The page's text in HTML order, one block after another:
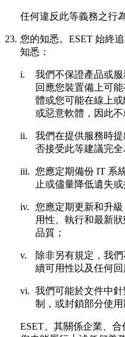
任何違反此等義務之行
23. 您的知悉。ESET 始終
知悉：
i.
我們不保證產品或
回應您裝置備上可
體或您可能在線上
或惡意軟體，因此不
ii.
我們在提供服務時
否接受此等建議完全
iii. 您應定期備份 IT 系
止或儘量降低遺失或
iv.
您應定期更新和升
用性、執行和最新
品質；
v.
除非另有規定，我
續可用性以及任何回
vi. 我們可能於文件中
制，或封鎖部分使用
ESET、其關係企業、